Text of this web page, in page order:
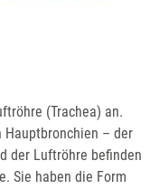
(Trachea) an.
– der
der Luftröhre befinden
Sie haben die Form